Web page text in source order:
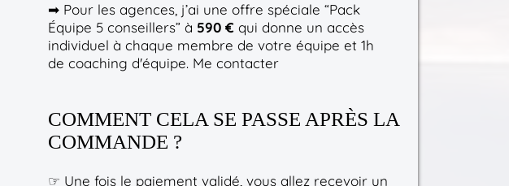
➡ Pour les agences, j’ai une offre spéciale “Pack
Équipe 5 conseillers” à 590 € qui donne un accès
individuel à chaque membre de votre équipe et 1h
de coaching d'équipe. Me contacter
COMMENT CELA SE PASSE APRÈS LA
COMMANDE ?
☞ Une fois le paiement validé, vous allez recevoir un